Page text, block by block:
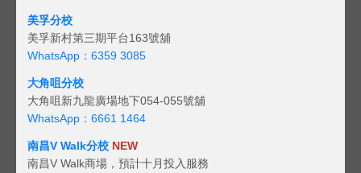
美孚分校
美孚新村第三期平台163號舖
WhatsApp：6359 3085
大角咀分校
大角咀新九龍廣場地下054-055號舖
WhatsApp：6661 1464
南昌V Walk分校 NEW
南昌V Walk商場，預計十月投入服務